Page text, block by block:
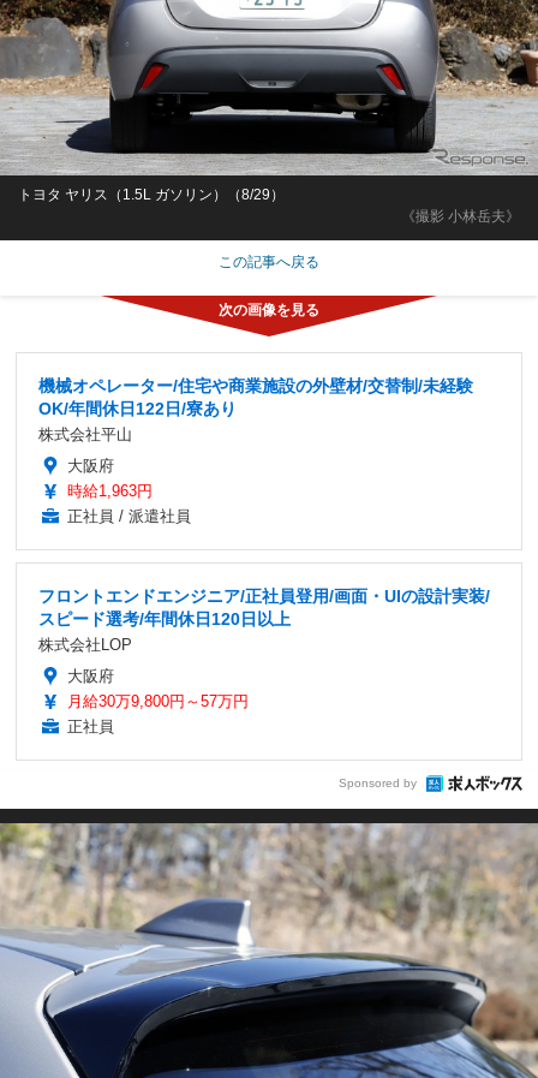
《撮影 小林岳夫》
トヨタ ヤリス（1.5L ガソリン）（8/29）
この記事へ戻る
機械オペレーター/住宅や商業施設の外壁材/交替制/未経験
OK/年間休日122日/寮あり
株式会社平山
大阪府
時給1,963円
正社員 / 派遣社員
フロントエンドエンジニア/正社員登用/画面・UIの設計実装/
スピード選考/年間休日120日以上
株式会社LOP
大阪府
月給30万9,800円～57万円
正社員
Sponsored by